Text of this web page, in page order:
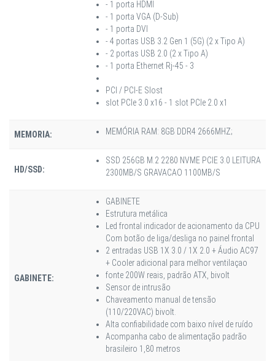
- 1 porta HDMI
- 1 porta VGA (D-Sub)
- 1 porta DVI
- 4 portas USB 3.2 Gen 1 (5G) (2 x Tipo A)
- 2 portas USB 2.0 (2 x Tipo A)
- 1 porta Ethernet Rj-45 - 3
PCI / PCI-E Slost
slot PCIe 3.0 x16 - 1 slot PCIe 2.0 x1
MEMORIA: MEMÓRIA RAM: 8GB DDR4 2666MHZ;
HD/SSD:
SSD 256GB M.2 2280 NVME PCIE 3.0 LEITURA
2300MB/S GRAVACAO 1100MB/S
GABINETE:
GABINETE
Estrutura metálica
Led frontal indicador de acionamento da CPU
Com botão de liga/desliga no painel frontal
2 entradas USB 1X 3.0 / 1X 2.0 + Áudio AC97
+ Cooler adicional para melhor ventilaçao
fonte 200W reais, padrão ATX, bivolt
Sensor de intrusão
Chaveamento manual de tensão
(110/220VAC) bivolt.
Alta confiabilidade com baixo nível de ruído
Acompanha cabo de alimentação padrão
brasileiro 1,80 metros